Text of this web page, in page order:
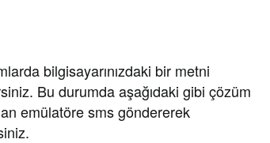
bilgisayarınızdaki bir metni
Bu durumda aşağıdaki gibi çözüm
emülatöre sms göndererek